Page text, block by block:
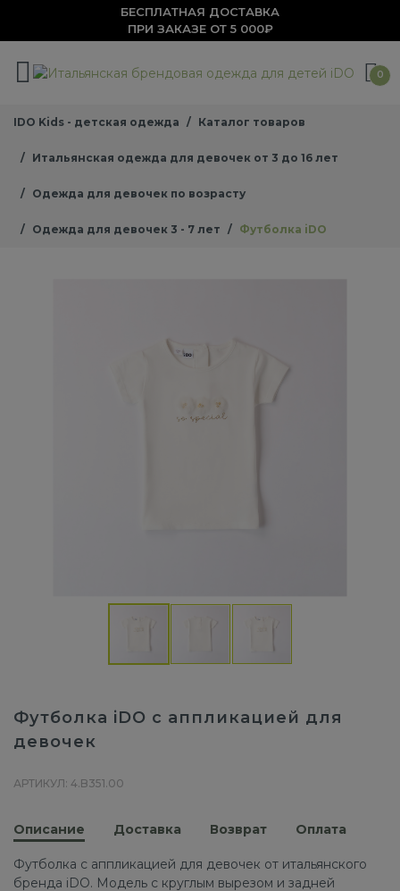
БЕСПЛАТНАЯ ДОСТАВКА
ПРИ ЗАКАЗЕ ОТ 5 000₽
0
IDO Kids - детская одежда Каталог товаров
Итальянская одежда для девочек от 3 до 16 лет
Одежда для девочек по возрасту
Одежда для девочек 3 - 7 лет Футболка iDO
Футболка iDO с аппликацией для
девочек
АРТИКУЛ: 4.B351.00
Описание Доставка Возврат Оплата
Футболка с аппликацией для девочек от итальянского
бренда iDO. Модель с круглым вырезом и задней